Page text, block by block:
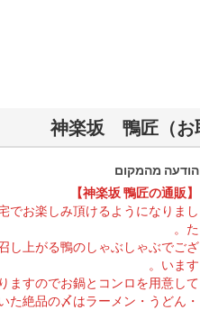
הודעה מהמקום
【神楽坂 鴨匠の通販】
でお楽しみ頂けるようになりまし
た。
し上がる鴨のしゃぶしゃぶでござ
います。
ますのでお鍋とコンロを用意して
た絶品の〆はラーメン・うどん・